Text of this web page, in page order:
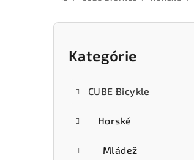
DOMOV
Preskočiť
Kategórie
CUBE Bicykle
Horské
Mládež